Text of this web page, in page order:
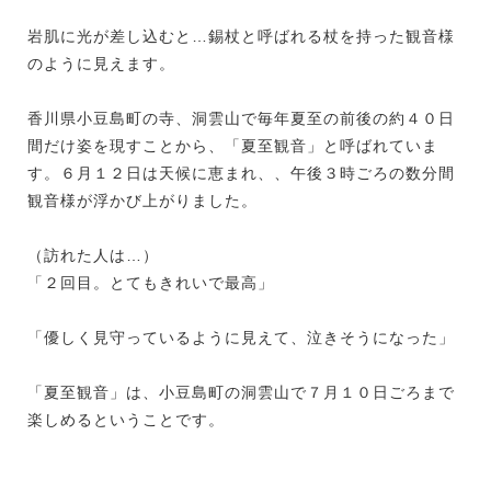
岩肌に光が差し込むと…錫杖と呼ばれる杖を持った観音様
のように見えます。
香川県小豆島町の寺、洞雲山で毎年夏至の前後の約４０日
間だけ姿を現すことから、「夏至観音」と呼ばれていま
す。６月１２日は天候に恵まれ、、午後３時ごろの数分間
観音様が浮かび上がりました。
（訪れた人は…）
「２回目。とてもきれいで最高」
「優しく見守っているように見えて、泣きそうになった」
「夏至観音」は、小豆島町の洞雲山で７月１０日ごろまで
楽しめるということです。